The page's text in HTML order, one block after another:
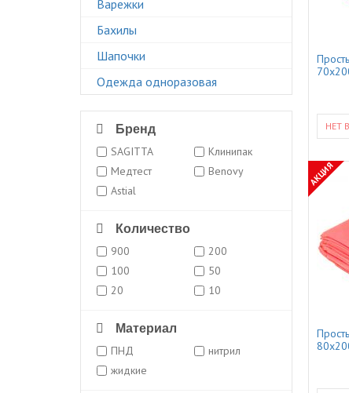
Варежки
Бахилы
Шапочки
Одежда одноразовая
Бренд
SAGITTA
Клинипак
Медтест
Benovy
Astial
Количество
900
200
100
50
20
10
Материал
ПНД
нитрил
жидкие
НЕТ
АКЦИЯ